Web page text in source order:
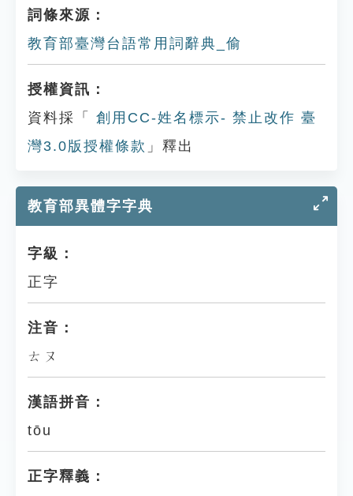
詞條來源：
教育部臺灣台語常用詞辭典_偷
授權資訊：
資料採「
創用CC-姓名標示- 禁止改作 臺
灣3.0版授權條款 」釋出
教育部異體字字典
字級：
正字
注音：
ㄊㄡ
漢語拼音：
tōu
正字釋義：